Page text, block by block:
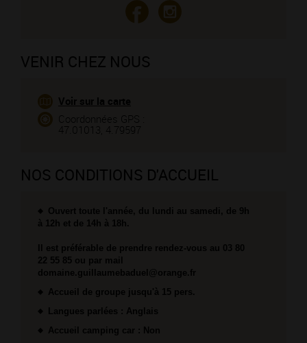
VENIR CHEZ NOUS
Voir sur la carte
Coordonnées GPS :
47.01013, 4.79597
NOS CONDITIONS D'ACCUEIL
Ouvert toute l'année, du lundi au samedi, de 9h
à 12h et de 14h à 18h.
Il est préférable de prendre rendez-vous au 03 80
22 55 85 ou par mail
domaine.guillaumebaduel@orange.fr
Accueil de groupe jusqu'à 15 pers.
Langues parlées : Anglais
Accueil camping car : Non